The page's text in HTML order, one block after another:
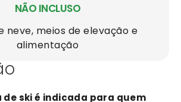
NÃO INCLUSO
neve, meios de elevação e
alimentação
ski é indicada para quem